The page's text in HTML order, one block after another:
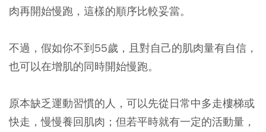
肉再開始慢跑，這樣的順序比較妥當。
不過，假如你不到55歲，且對自己的肌肉量有自信，
也可以在增肌的同時開始慢跑。
原本缺乏運動習慣的人，可以先從日常中多走樓梯或
快走，慢慢養回肌肉；但若平時就有一定的活動量，